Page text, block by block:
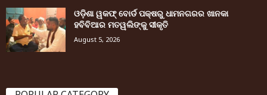
ଓଡ଼ିଶା ୱକଫ୍ ବୋର୍ଡ ପକ୍ଷରୁ ଧାମନଗରର ଖାନକା
ହବିବିଆର ମତୱଲିଙ୍କୁ ସୀକୃତି
August 5, 2026